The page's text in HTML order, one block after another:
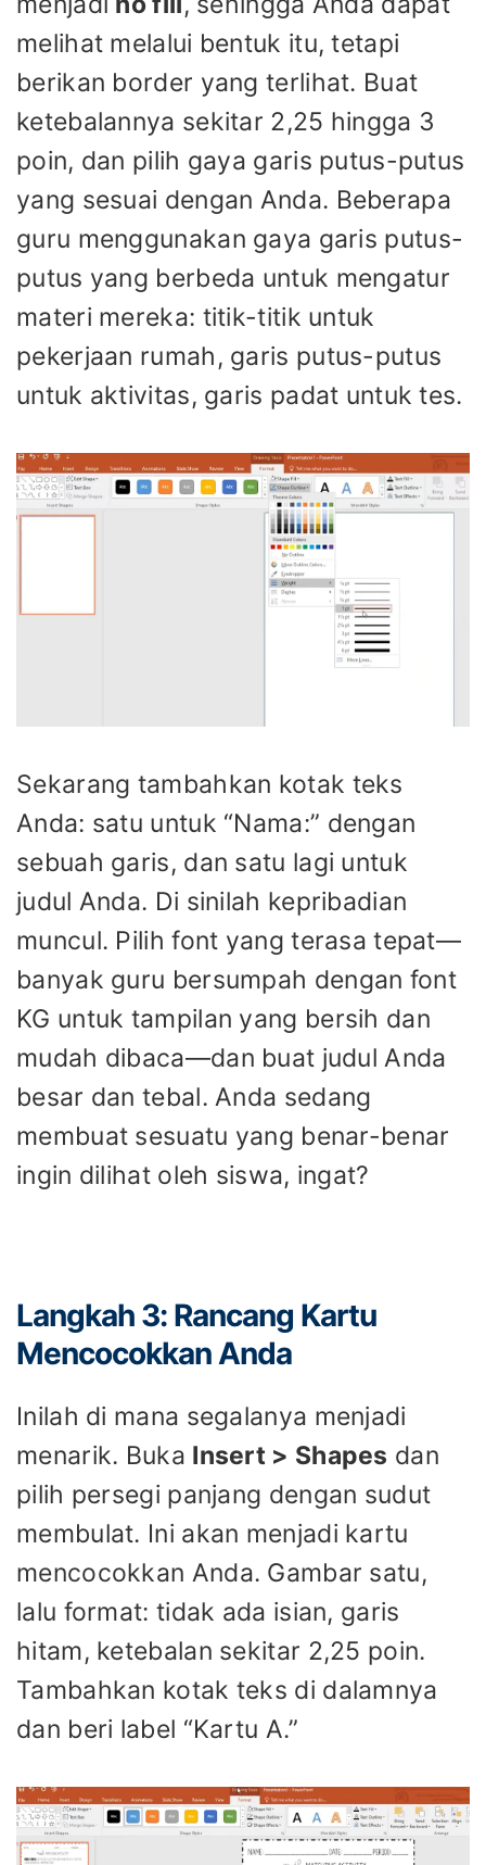
melihat melalui bentuk itu, tetapi
berikan border yang terlihat. Buat
ketebalannya sekitar 2,25 hingga 3
poin, dan pilih gaya garis putus-putus
yang sesuai dengan Anda. Beberapa
guru menggunakan gaya garis putus-
putus yang berbeda untuk mengatur
materi mereka: titik-titik untuk
pekerjaan rumah, garis putus-putus
untuk aktivitas, garis padat untuk tes.
Sekarang tambahkan kotak teks
Anda: satu untuk “Nama:” dengan
sebuah garis, dan satu lagi untuk
judul Anda. Di sinilah kepribadian
muncul. Pilih font yang terasa tepat—
banyak guru bersumpah dengan font
KG untuk tampilan yang bersih dan
mudah dibaca—dan buat judul Anda
besar dan tebal. Anda sedang
membuat sesuatu yang benar-benar
ingin dilihat oleh siswa, ingat?
Langkah 3: Rancang Kartu
Mencocokkan Anda
Inilah di mana segalanya menjadi
menarik. Buka Insert > Shapes dan
pilih persegi panjang dengan sudut
membulat. Ini akan menjadi kartu
mencocokkan Anda. Gambar satu,
lalu format: tidak ada isian, garis
hitam, ketebalan sekitar 2,25 poin.
Tambahkan kotak teks di dalamnya
dan beri label “Kartu A.”